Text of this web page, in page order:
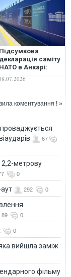
Підсумкова
декларація саміту
НАТО в Анкарі:
підтвердили
млрд євро
коментування ! »
67
2,2-метрову
0
292 0
89 0
0
вийшла заміж
фільму